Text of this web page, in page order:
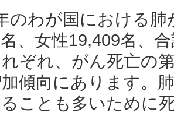
のわが国における肺
、女性19,409名、
ぞれ、がん死亡の
傾向にあります。
ことも多いために